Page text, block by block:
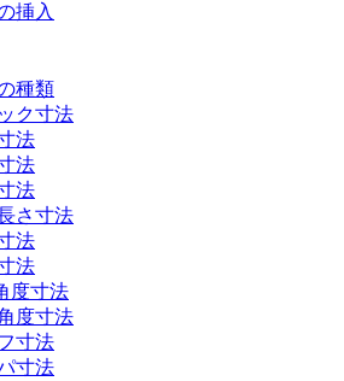
挿入
種類
ク寸法
法
法
法
さ寸法
法
法
度寸法
度寸法
寸法
寸法